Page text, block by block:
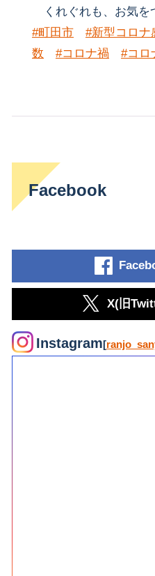
くれぐれも、お気を
#町田市
#新型コロナ
数
#コロナ禍 #コロ
Facebook
X(旧
Instagram[